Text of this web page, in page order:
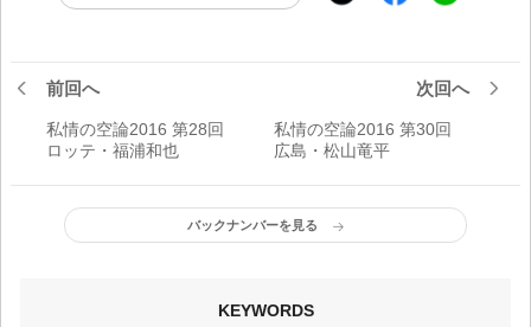
前回へ
私情の空論2016 第28回
ロッテ・福浦和也
次回へ
私情の空論2016 第30回
広島・松山竜平
バックナンバーを見る
KEYWORDS